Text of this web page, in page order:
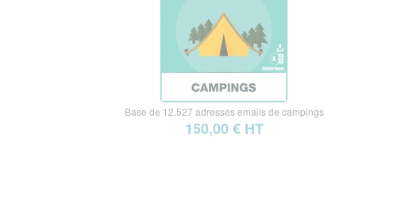
Base de 12.527 adresses emails de campings
150,00 € HT